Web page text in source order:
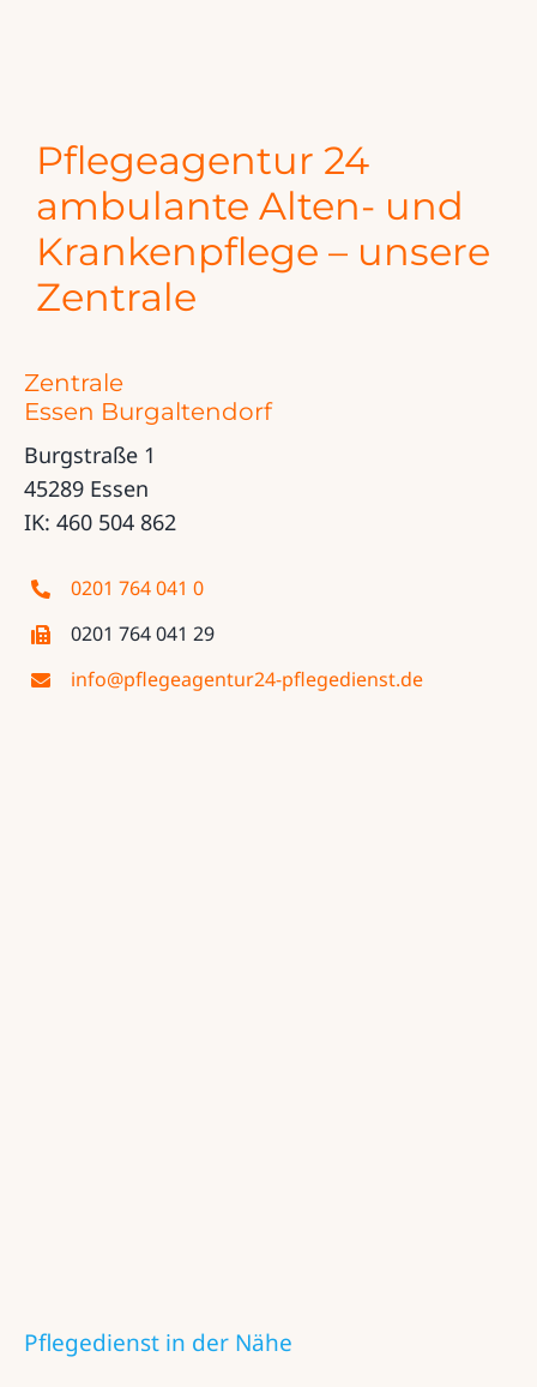
Pflegeagentur 24
ambulante Alten- und
Krankenpflege – unsere
Zentrale
Zentrale
Essen Burgaltendorf
Burgstraße 1
45289 Essen
IK: 460 504 862
0201 764 041 0
0201 764 041 29
info@pflegeagentur24-pflegedienst.de
Pflegedienst in der Nähe